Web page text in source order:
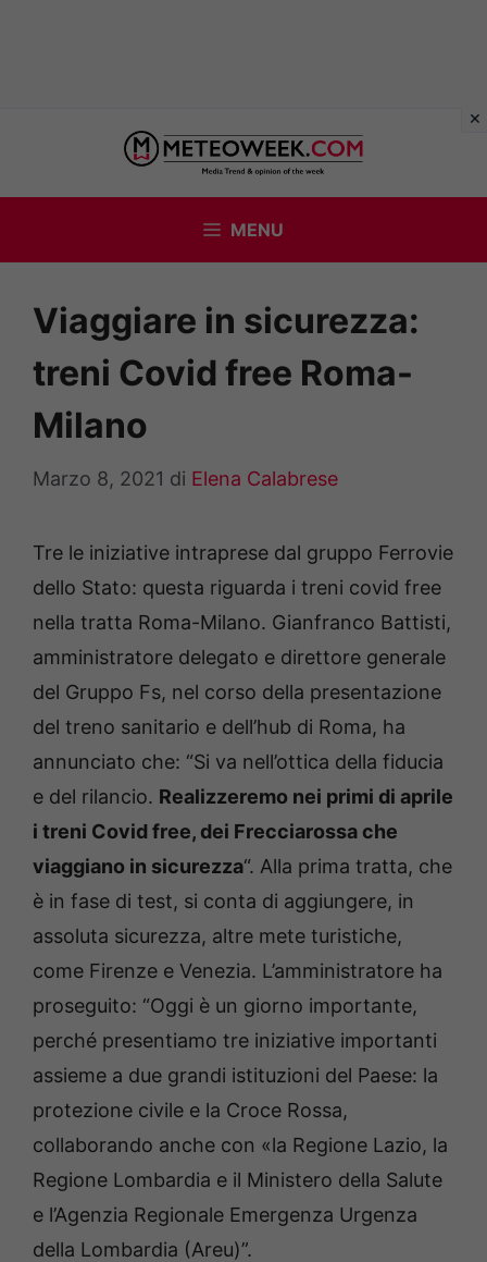
contenuto
MENU
Viaggiare in sicurezza:
treni Covid free Roma-
Milano
Marzo 8, 2021 di Elena Calabrese
Tre le iniziative intraprese dal gruppo Ferrovie
dello Stato: questa riguarda i treni covid free
nella tratta Roma-Milano. Gianfranco Battisti,
amministratore delegato e direttore generale
del Gruppo Fs, nel corso della presentazione
del treno sanitario e dell’hub di Roma, ha
annunciato che: “Si va nell’ottica della fiducia
e del rilancio. Realizzeremo nei primi di aprile
i treni Covid free, dei Frecciarossa che
viaggiano in sicurezza“. Alla prima tratta, che
è in fase di test, si conta di aggiungere, in
assoluta sicurezza, altre mete turistiche,
come Firenze e Venezia. L’amministratore ha
proseguito: “Oggi è un giorno importante,
perché presentiamo tre iniziative importanti
assieme a due grandi istituzioni del Paese: la
protezione civile e la Croce Rossa,
collaborando anche con «la Regione Lazio, la
Regione Lombardia e il Ministero della Salute
e l’Agenzia Regionale Emergenza Urgenza
della Lombardia (Areu)”.